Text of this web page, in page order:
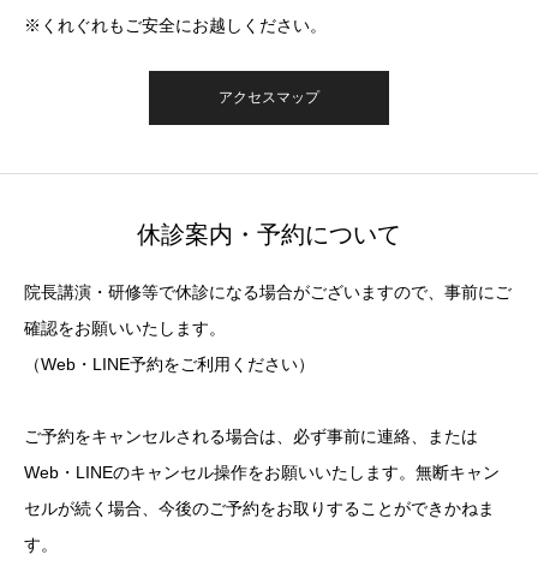
※くれぐれもご安全にお越しください。
アクセスマップ
休診案内・予約について
院長講演・研修等で休診になる場合がございますので、事前にご
確認をお願いいたします。
（Web・LINE予約をご利用ください）
ご予約をキャンセルされる場合は、必ず事前に連絡、または
Web・LINEのキャンセル操作をお願いいたします。無断キャン
セルが続く場合、今後のご予約をお取りすることができかねま
す。